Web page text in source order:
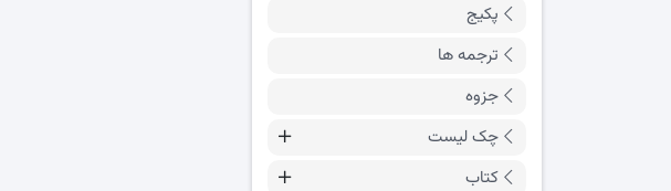
پکیج
ترجمه ها
جزوه
چک لیست
کتاب